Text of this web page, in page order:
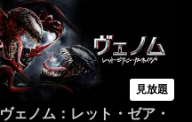
見放題
ヴェノム：レット・ゼア・